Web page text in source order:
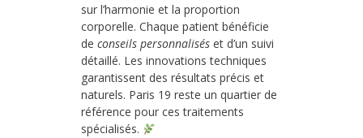
sur l’harmonie et la proportion
corporelle. Chaque patient bénéficie
de conseils personnalisés et d’un suivi
détaillé. Les innovations techniques
garantissent des résultats précis et
naturels. Paris 19 reste un quartier de
référence pour ces traitements
spécialisés.